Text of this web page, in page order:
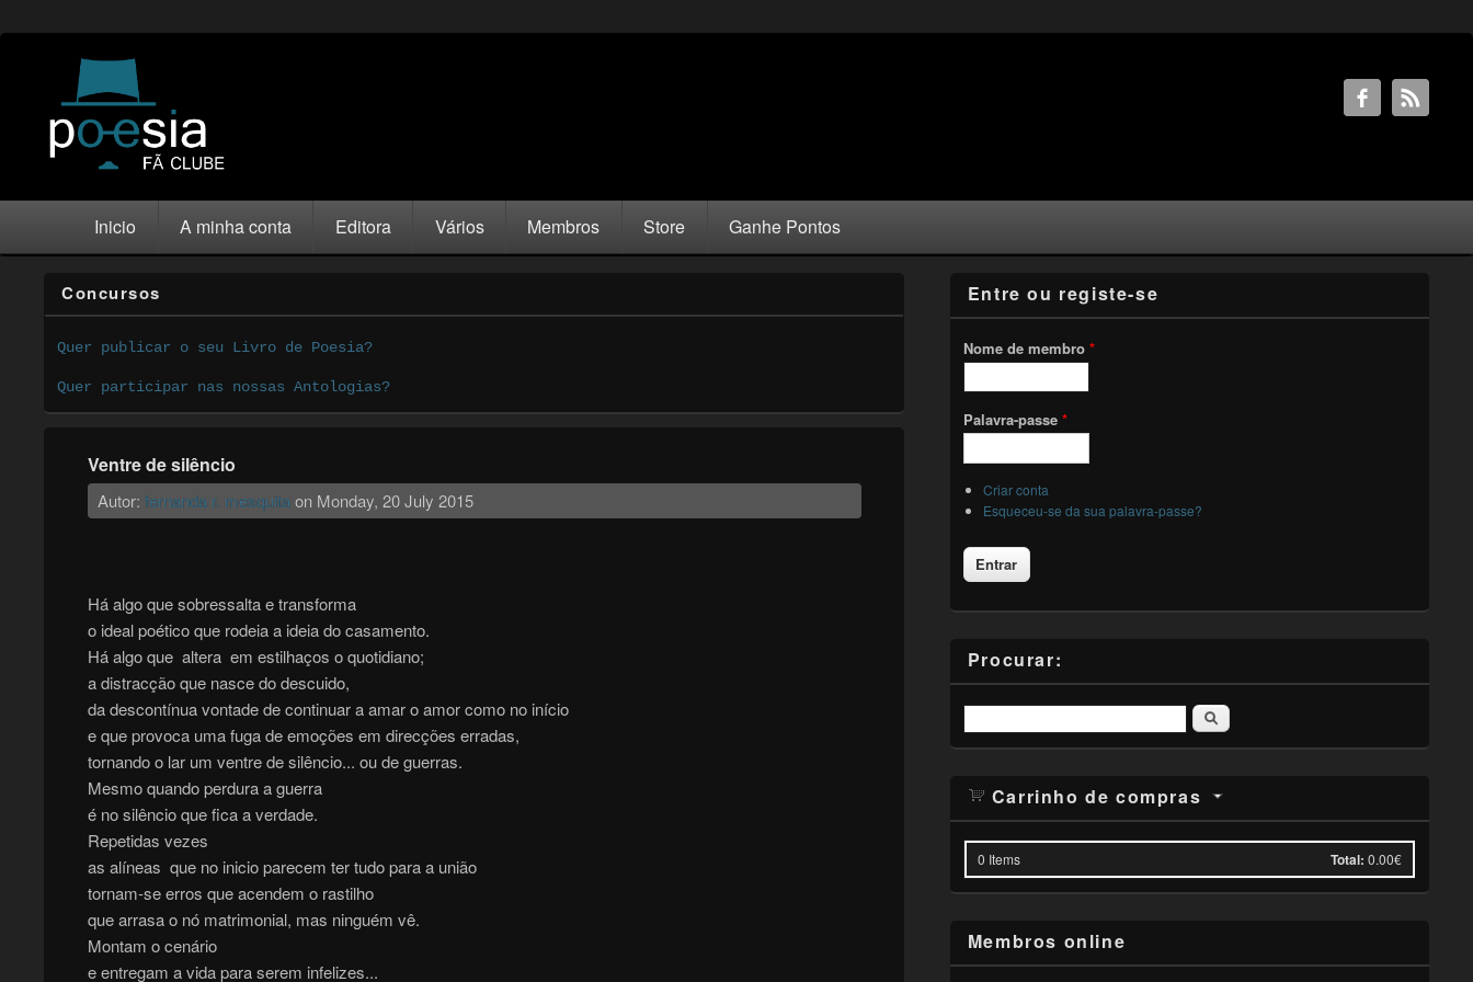
Inicio A minha conta Editora Vários Membros Store Ganhe Pontos
Concursos
Quer publicar o seu Livro de Poesia?
Quer participar nas nossas Antologias?
Ventre de silêncio
Autor: fernanda r. mesquitaon Monday, 20 July 2015
Há algo que sobressalta e transforma
o ideal poético que rodeia a ideia do casamento.
Há algo que altera em estilhaços o quotidiano;
a distracção que nasce do descuido,
da descontínua vontade de continuar a amar o amor como no início
e que provoca uma fuga de emoções em direcções erradas,
tornando o lar um ventre de silêncio... ou de guerras.
Mesmo quando perdura a guerra
é no silêncio que fica a verdade.
Repetidas vezes
as alíneas que no inicio parecem ter tudo para a união
tornam-se erros que acendem o rastilho
que arrasa o nó matrimonial, mas ninguém vê.
Montam o cenário
e entregam a vida para serem infelizes...
Entre ou registe-se
Nome de membro *
Palavra-passe *
Criar conta
Esqueceu-se da sua palavra-passe?
Procurar:
Pesquisar
Carrinho de compras
0 Items Total: 0.00€
Membros online